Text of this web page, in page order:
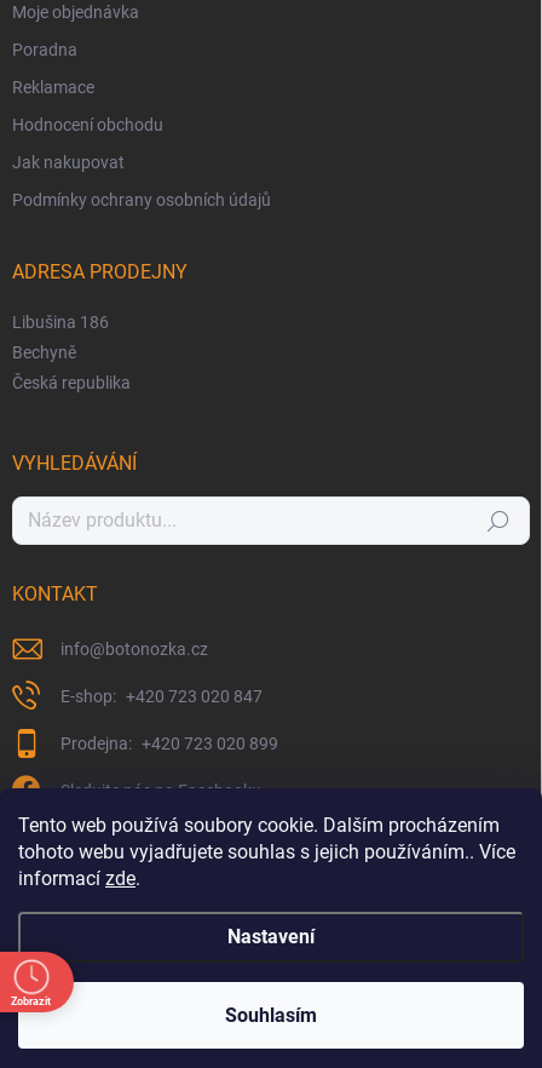
Tento web používá soubory cookie. Dalším procházením
tohoto webu vyjadřujete souhlas s jejich používáním.. Více
informací zde.
Nastavení
Souhlasím
Moje objednávka
Poradna
Reklamace
Hodnocení obchodu
Jak nakupovat
Podmínky ochrany osobních údajů
ADRESA PRODEJNY
Libušina 186
Bechyně
Česká republika
VYHLEDÁVÁNÍ
Hledat
KONTAKT
info@botonozka.cz
+420 723 020 847
+420 723 020 899
Sledujte nás na Facebooku
Botonozka.cz . Všechna práva vyhrazena.
Zobrazit